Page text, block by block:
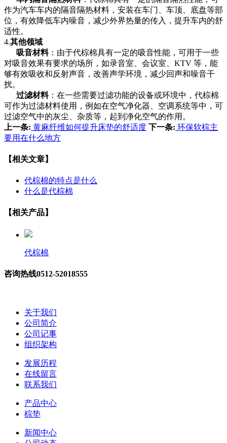
作为汽车车内的隔音隔热材料，安装在车门、车顶、底盘等部
位，有效降低车内噪音，减少外界热量的传入，提升车内的舒
适性。
4.其他领域
吸音材料：由于代棕棉具有一定的吸音性能，可用于一些
对吸音效果有要求的场所，如录音室、会议室、KTV 等，能
够有效吸收和反射声音，改善声学环境，减少回声和噪音干
扰。
过滤材料：在一些需要过滤功能的设备或环境中，代棕棉
可作为过滤材料使用，例如在空气净化器、空调系统等中，可
过滤空气中的灰尘、杂质等，起到净化空气的作用。
上一条: 黄麻纤维如何提升床垫的舒适度 下一条: 环保软棕主
要用在什么地方
【相关文章】
代棕棉的特点是什么
什么是代棕棉
【相关产品】
代棕棉
咨询热线0512-52018555
关于我们
公司简介
公司记事
组织架构
发展历程
在线留言
联系我们
产品中心
棕垫
新闻中心